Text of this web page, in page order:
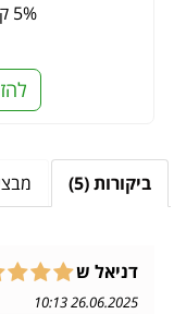
5% קאשבק
ביקורות (5)
דניאל ש
26.06.2025 10:13